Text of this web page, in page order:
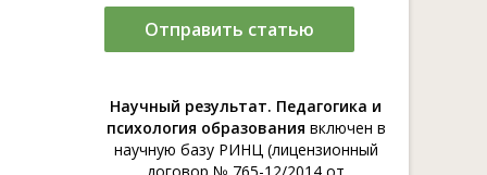
Отправить статью
Научный результат. Педагогика и
психология образования включен в
научную базу РИНЦ (лицензионный